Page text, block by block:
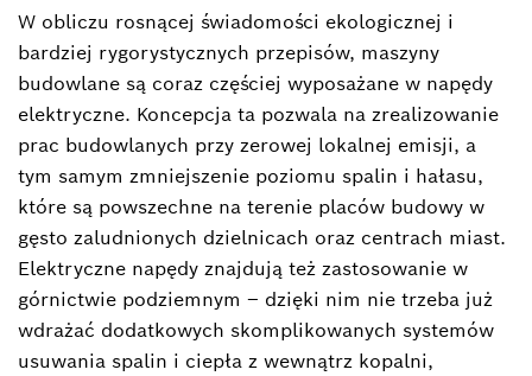
Anna Markowska
Starszy Specjalista ds. PR
+48 22 715 48 05
anna.markowska@pl.bosch.com
W obliczu rosnącej świadomości ekologicznej i
bardziej rygorystycznych przepisów, maszyny
budowlane są coraz częściej wyposażane w napędy
elektryczne. Koncepcja ta pozwala na zrealizowanie
prac budowlanych przy zerowej lokalnej emisji, a
tym samym zmniejszenie poziomu spalin i hałasu,
które są powszechne na terenie placów budowy w
gęsto zaludnionych dzielnicach oraz centrach miast.
Elektryczne napędy znajdują też zastosowanie w
górnictwie podziemnym – dzięki nim nie trzeba już
wdrażać dodatkowych skomplikowanych systemów
usuwania spalin i ciepła z wewnątrz kopalni,